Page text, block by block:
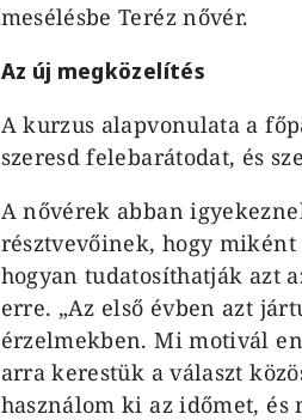
mesélésbe Teréz nővér.
Az új megközelítés
A kurzus alapvonulata a
szeresd felebarátodat, és
A nővérek abban
résztvevőinek, hogy
hogyan tudatosíthatják azt
erre. „Az első évben azt
érzelmekben. Mi motivál
arra kerestük a választ
használom ki az időmet,